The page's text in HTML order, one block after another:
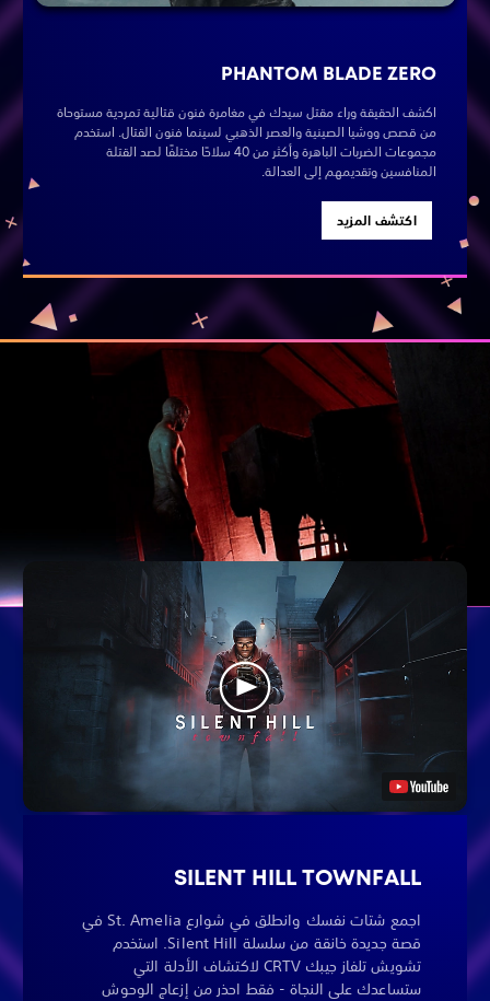
PHANTOM BLADE ZERO
اكشف الحقيقة وراء مقتل سيدك في مغامرة فنون قتالية تمردية مستوحاة
من قصص ووشيا الصينية والعصر الذهبي لسينما فنون القتال. استخدم
مجموعات الضربات الباهرة وأكثر من 40 سلاحًا مختلفًا لصد القتلة
المنافسين وتقديمهم إلى العدالة.
اكتشف المزيد
SILENT HILL TOWNFALL
اجمع شتات نفسك وانطلق في شوارع St. Amelia في
قصة جديدة خانقة من سلسلة Silent Hill. استخدم
تشويش تلفاز جيبك CRTV لاكتشاف الأدلة التي
ستساعدك على النجاة - فقط احذر من إزعاج الوحوش